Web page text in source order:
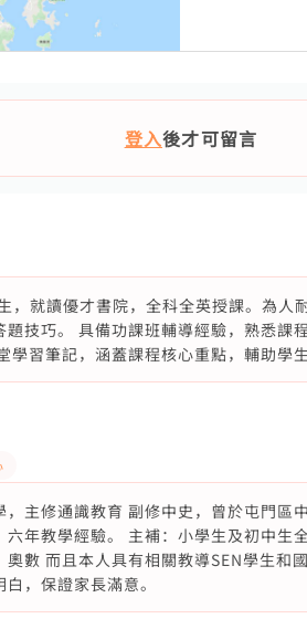
登入後才可留言
，就讀優才書院，全科全英授課。為人
題技巧。 具備功課班輔導經驗，熟悉課
學習筆記，涵蓋課程核心重點，輔助學
主修通識教育 副修中史，曾於屯門區
年教學經驗。 主補：小學生及初中生
數 而且本人具有相關教導SEN學生和
，保證家長滿意。